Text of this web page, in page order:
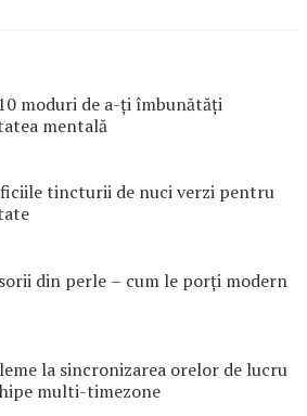
moduri de a-ți îmbunătăți
mentală
tincturii de nuci verzi pentru
din perle – cum le porți modern
la sincronizarea orelor de lucru
multi-timezone